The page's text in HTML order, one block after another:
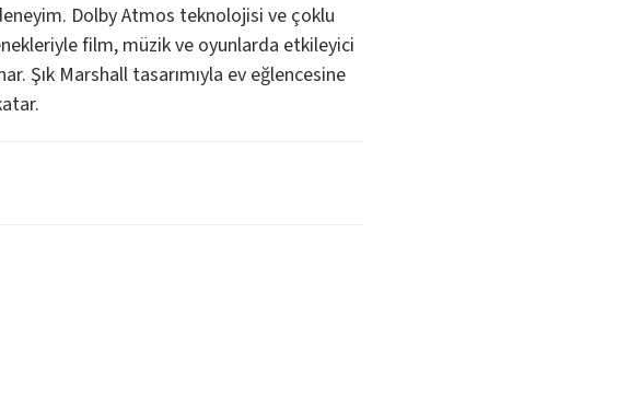
Dolby Atmos teknolojisi ve çoklu
film, müzik ve oyunlarda etkileyici
Şık Marshall tasarımıyla ev eğlencesine